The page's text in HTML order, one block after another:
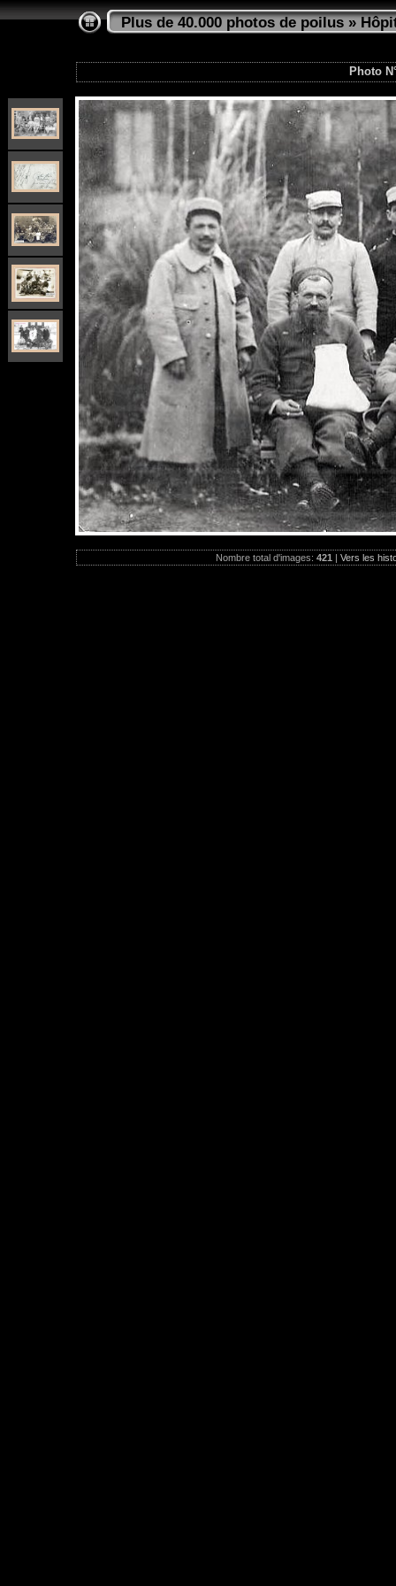
Plus de 40.000 photos de poilus»
Photo
Nombre total d'images: 421 | Vers les